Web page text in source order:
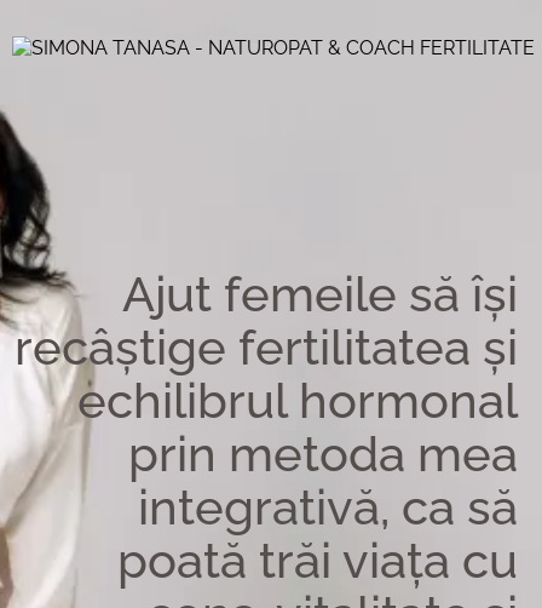
Ajut femeile să își
recâștige fertilitatea și
echilibrul hormonal
prin metoda mea
integrativă, ca să
poată trăi viața cu